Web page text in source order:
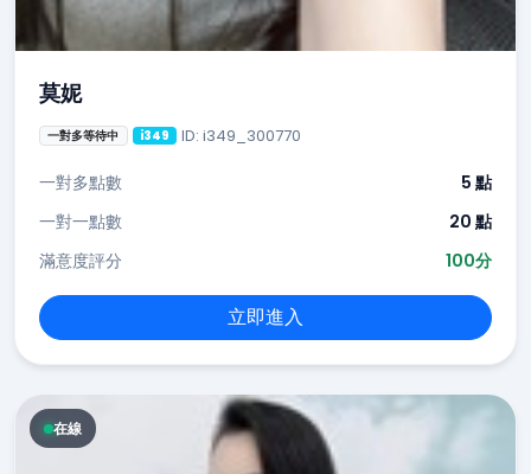
莫妮
一對多等待中 i349 ID: i349_300770
一對多點數
5 點
一對一點數
20 點
滿意度評分
100分
立即進入
在線